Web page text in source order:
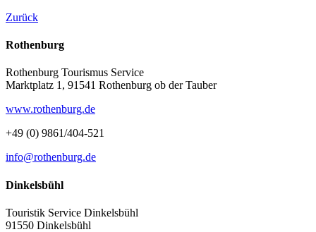
Zurück
Rothenburg
Rothenburg Tourismus Service
Marktplatz 1, 91541 Rothenburg ob der Tauber
www.rothenburg.de
+49 (0) 9861/404-521
info@rothenburg.de
Dinkelsbühl
Touristik Service Dinkelsbühl
91550 Dinkelsbühl